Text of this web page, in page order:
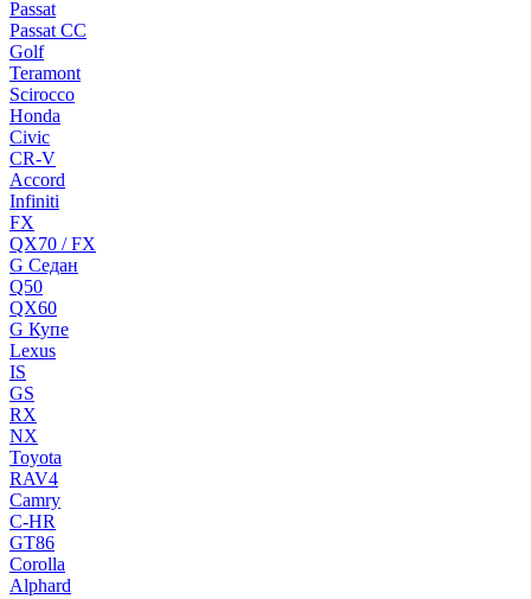
Passat
Passat CC
Golf
Teramont
Scirocco
Honda
Civic
CR-V
Accord
Infiniti
FX
QX70 / FX
G Cедан
Q50
QX60
G Купе
Lexus
IS
GS
RX
NX
Toyota
RAV4
Camry
C-HR
GT86
Corolla
Alphard